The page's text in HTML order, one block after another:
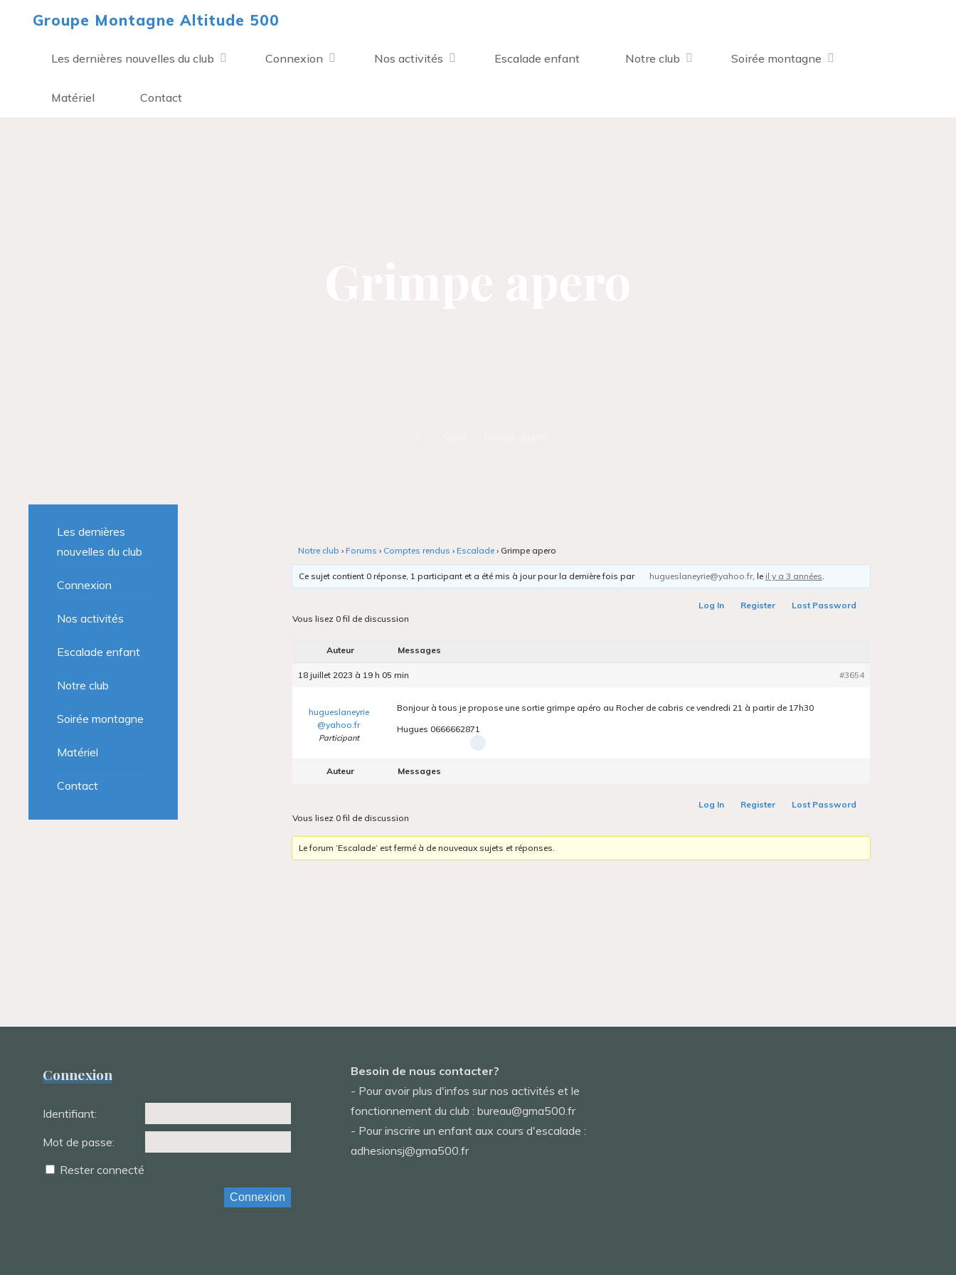
Groupe Montagne Altitude 500
Les dernières nouvelles du club Connexion Nos activités Escalade enfant Notre club Soirée montagne
Matériel Contact
Notre club › Forums › Comptes rendus › Escalade › Grimpe apero
Ce sujet contient 0 réponse, 1 participant et a été mis à jour pour la dernière fois par hugueslaneyrie@yahoo.fr, le il y a 3 années
Log In Register
Lost Password
Vous lisez 0 fil de discussion
Auteur Messages
18 juillet 2023 à 19 h 05 min #3654
hugueslaneyrie
@yahoo.fr
Participant
Bonjour à tous je propose une sortie grimpe apéro au Rocher de cabris ce vendredi 21 à partir de 17h30
Hugues 0666662871
Auteur Messages
Log In Register
Lost Password
Vous lisez 0 fil de discussion
Le forum ‘Escalade’ est fermé à de nouveaux sujets et réponses.
Les dernières
nouvelles du club
Connexion
Nos activités
Escalade enfant
Notre club
Soirée montagne
Matériel
Contact
Connexion
Identifiant:
Mot de passe:
Rester connecté
Connexion
Besoin de nous contacter?
- Pour avoir plus d'infos sur nos activités et le
fonctionnement du club : bureau@gma500.fr
- Pour inscrire un enfant aux cours d'escalade :
adhesionsj@gma500.fr